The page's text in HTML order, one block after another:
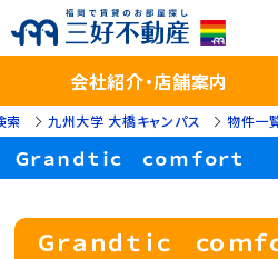
会社紹介・店舗案内
索 九州大学 大橋キャンパス 物件一
Ｇｒａｎｄｔｉｃ ｃｏｍｆｏｒｔ
Ｇｒａｎｄｔｉｃ ｃｏｍ